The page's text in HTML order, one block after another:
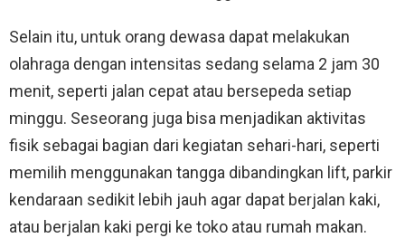
Selain itu, untuk orang dewasa dapat melakukan
olahraga dengan intensitas sedang selama 2 jam 30
menit, seperti jalan cepat atau bersepeda setiap
minggu. Seseorang juga bisa menjadikan aktivitas
fisik sebagai bagian dari kegiatan sehari-hari, seperti
memilih menggunakan tangga dibandingkan lift, parkir
kendaraan sedikit lebih jauh agar dapat berjalan kaki,
atau berjalan kaki pergi ke toko atau rumah makan.